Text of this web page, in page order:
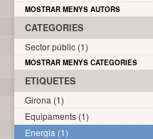
MOSTRAR MENYS AUTORS
CATEGORIES
Sector públic (1)
MOSTRAR MENYS CATEGORIES
ETIQUETES
Girona (1)
Equipaments (1)
Energia (1)